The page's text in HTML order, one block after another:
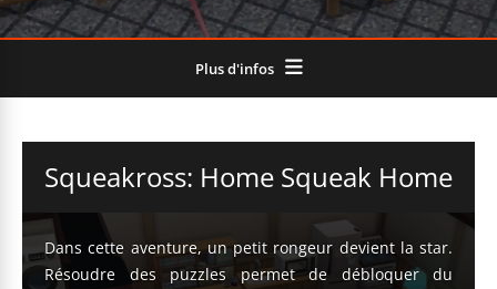
Plus d'infos
Squeakross: Home Squeak Home
Dans cette aventure, un petit rongeur devient la star.
Résoudre des puzzles permet de débloquer du